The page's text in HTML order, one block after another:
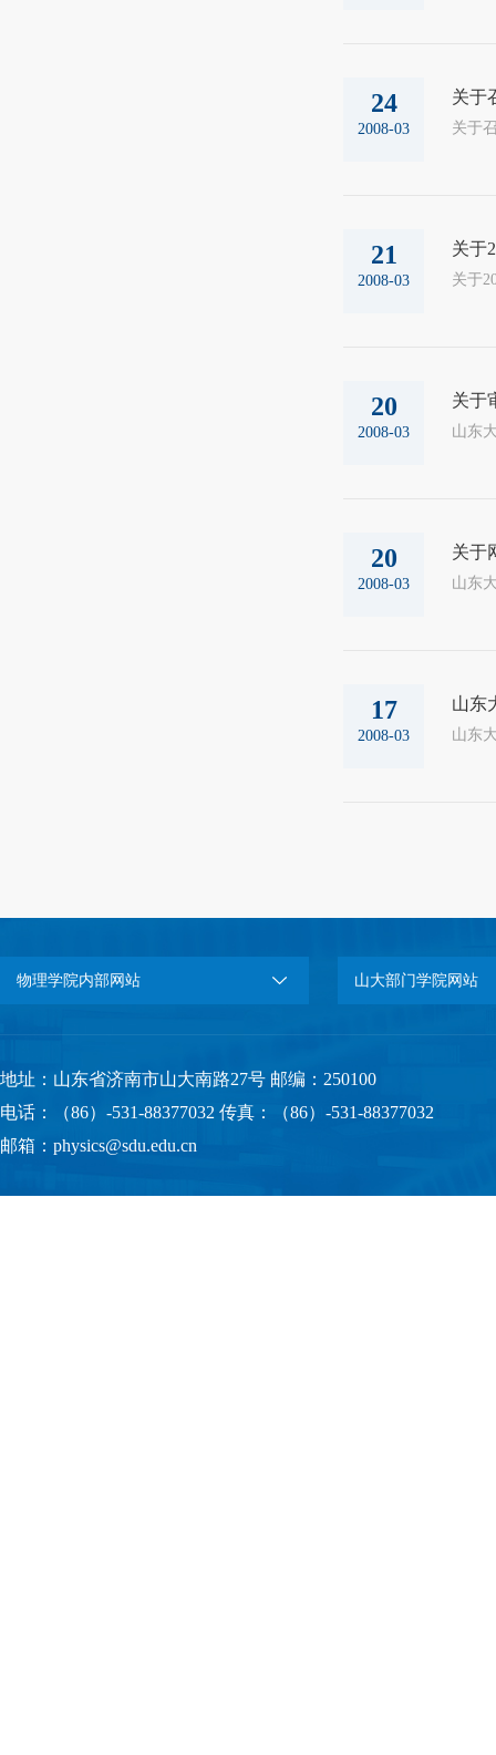
24
2008-03
关于
21
2008-03
关于
20
2008-03
关于
山东
20
2008-03
关于
山东
17
2008-03
山东
物理学院内部网站 山大部门学院网站
地址：山东省济南市山大南路27号 邮编：250100
电话：（86）-531-88377032 传真：（86）-531-88377032
邮箱：physics@sdu.edu.cn